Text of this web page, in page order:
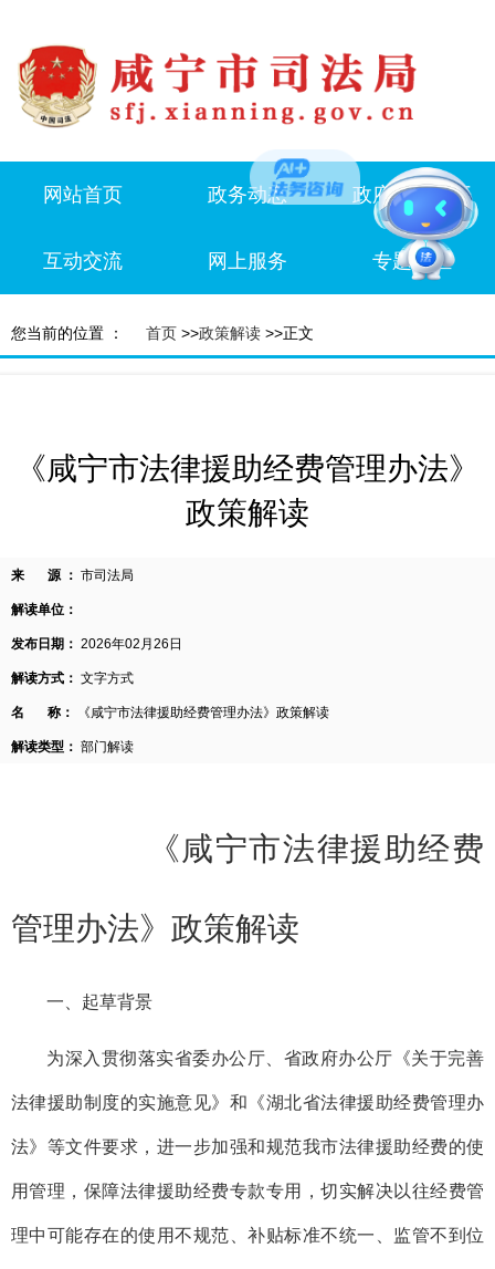
网站首页 政务动态 政府信息公开
互动交流 网上服务 专题专栏
您当前的位置 ： 首页 >>政策解读 >>正文
《咸宁市法律援助经费管理办法》
政策解读
来 源 ： 市司法局
解读单位：
发布日期： 2026年02月26日
解读方式： 文字方式
名 称： 《咸宁市法律援助经费管理办法》政策解读
解读类型： 部门解读
《咸宁市法律援助经费
管理办法》政策解读
一、起草背景
为深入贯彻落实省委办公厅、省政府办公厅《关于完善
法律援助制度的实施意见》和《湖北省法律援助经费管理办
法》等文件要求，进一步加强和规范我市法律援助经费的使
用管理，保障法律援助经费专款专用，切实解决以往经费管
理中可能存在的使用不规范、补贴标准不统一、监管不到位